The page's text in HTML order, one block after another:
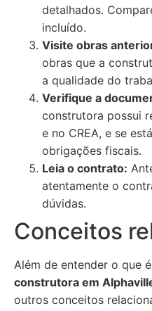
detalhados.
incluído.
Visite obras
obras que a
a qualidade do
Verifique a
construtora possui
e no CREA, e se
obrigações fiscais.
Leia o contrato:
atentamente o
dúvidas.
Conceitos
Além de entender o que
construtora em
outros conceitos